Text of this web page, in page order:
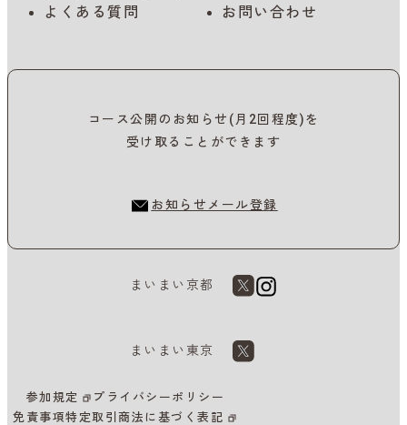
よくある質問
お問い合わせ
コース公開のお知らせ(月2回程度)を
受け取ることができます
お知らせメール登録
まいまい京都
まいまい東京
参加規定
プライバシーポリシー
免責事項特定取引商法に基づく表記